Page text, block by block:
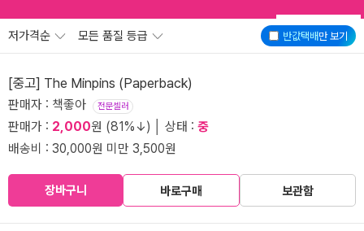
반값택배만 보기
저가격순 모든 품질 등급
[중고] The Minpins (Paperback)
판매자 : 책좋아 전문셀러
판매가 : 2,000원 (81%↓) │ 상태 : 중
배송비 : 30,000원 미만 3,500원
장바구니 바로구매 보관함